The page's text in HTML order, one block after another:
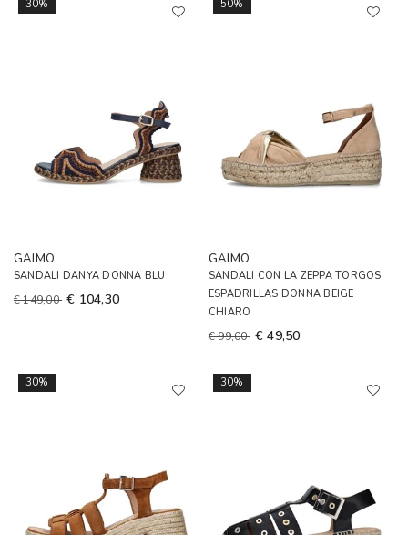
30%
GAIMO
SANDALI DANYA DONNA BLU
€ 149,00 € 104,30
50%
GAIMO
SANDALI CON LA ZEPPA TORGOS
ESPADRILLAS DONNA BEIGE
CHIARO
€ 99,00 € 49,50
30% 30%